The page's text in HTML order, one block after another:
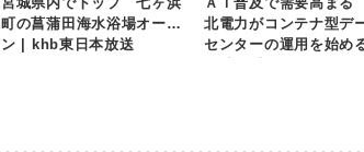
町の菖蒲田海水浴場オープ
ン | khb東日本放送
北電力がコンテナ型デ
センターの運用を始め